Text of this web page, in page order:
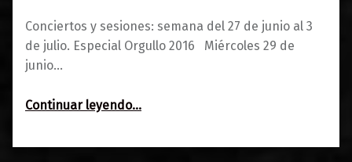
Conciertos y sesiones: semana del 27 de junio al 3
de julio. Especial Orgullo 2016 Miércoles 29 de
junio…
Continuar leyendo…